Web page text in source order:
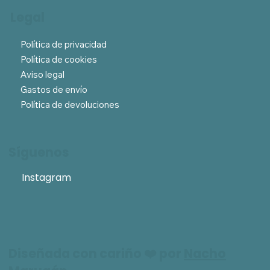
Instagram
Política de privacidad
Política de cookies
Aviso legal
Gastos de envío
Política de devoluciones